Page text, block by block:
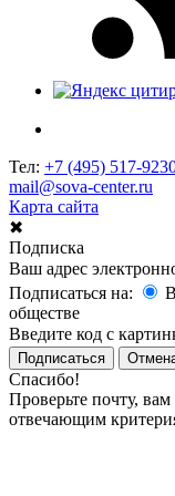
Тел: +7 (495) 517-
mail@sova-center.ru
Карта сайта
✖
Подписка
Ваш адрес
Подписаться на:
обществе
Введите код с
Подписаться
Спасибо!
Проверьте почту,
отвечающим